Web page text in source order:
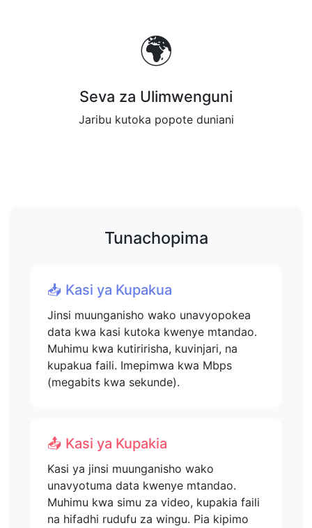
🌍
Seva za Ulimwenguni
Jaribu kutoka popote duniani
Tunachopima
📥 Kasi ya Kupakua
Jinsi muunganisho wako unavyopokea
data kwa kasi kutoka kwenye mtandao.
Muhimu kwa kutiririsha, kuvinjari, na
kupakua faili. Imepimwa kwa Mbps
(megabits kwa sekunde).
📤 Kasi ya Kupakia
Kasi ya jinsi muunganisho wako
unavyotuma data kwenye mtandao.
Muhimu kwa simu za video, kupakia faili
na hifadhi rudufu za wingu. Pia kipimo